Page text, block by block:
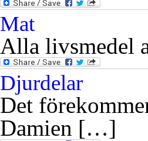
Mat
Alla livsmedel
Djurdelar
Det
Damien […]